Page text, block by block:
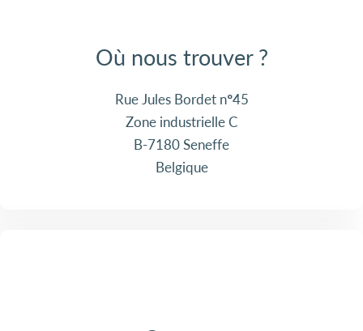
Où nous trouver ?
Rue Jules Bordet n°45
Zone industrielle C
B-7180 Seneffe
Belgique